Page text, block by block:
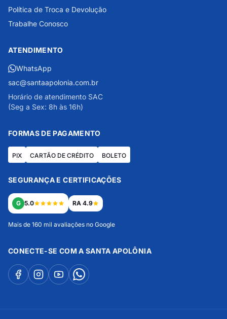
Política de Troca e Devolução
Trabalhe Conosco
ATENDIMENTO
WhatsApp
sac@santaapolonia.com.br
Horário de atendimento SAC
(Seg a Sex: 8h às 16h)
FORMAS DE PAGAMENTO
PIX CARTÃO DE CRÉDITO BOLETO
SEGURANÇA E CERTIFICAÇÕES
G 5.0 RA 4.9
Mais de 160 mil avaliações no Google
CONECTE-SE COM A SANTA APOLÔNIA